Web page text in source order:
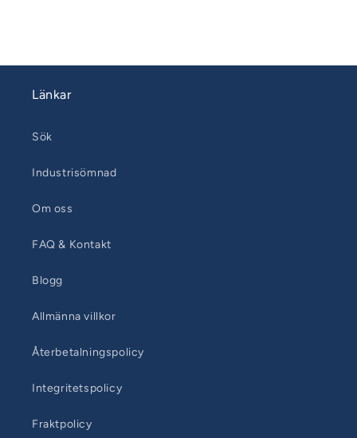
Länkar
Sök
Industrisömnad
Om oss
FAQ & Kontakt
Blogg
Allmänna villkor
Återbetalningspolicy
Integritetspolicy
Fraktpolicy